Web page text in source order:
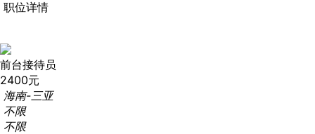
职位详情
前台接待员
2400元
海南-三亚
不限
不限